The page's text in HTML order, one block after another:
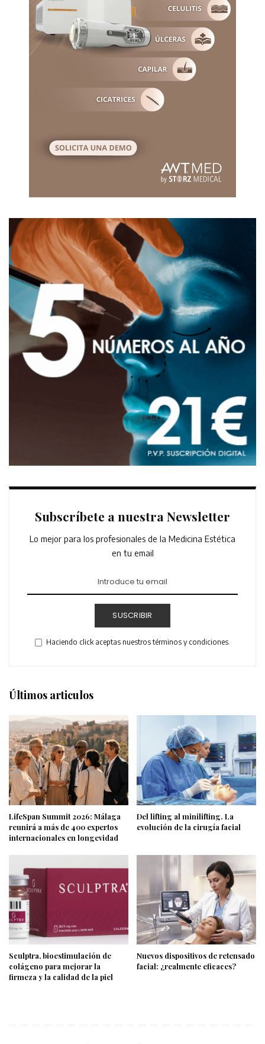
Subscríbete a nuestra Newsletter
Lo mejor para los profesionales de la Medicina Estética
en tu email
SUSCRIBIR
Haciendo click aceptas nuestros términos y condiciones.
Últimos articulos
LifeSpan Summit 2026: Málaga
reunirá a más de 400 expertos
internacionales en longevidad
Del lifting al minilifting. La
evolución de la cirugía facial
Sculptra, bioestimulación de
colágeno para mejorar la
firmeza y la calidad de la piel
Nuevos dispositivos de retensado
facial: ¿realmente eficaces?